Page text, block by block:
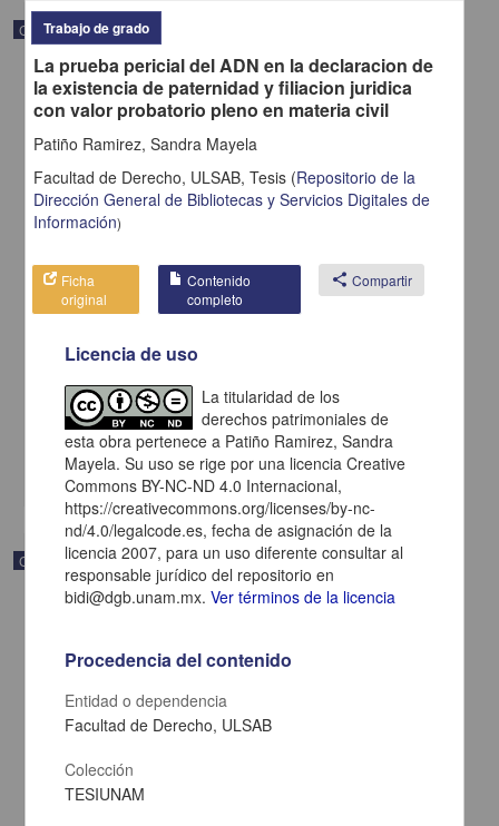
Correspondencia postal
Carta de H. C. Pitman a Francisco I. Madero en la que le solicita
Pitman, H. C.
[sin fecha]
Multidisciplina
Correspondencia postal
Trabajo de grado
La prueba pericial del ADN en la declaracion de
la existencia de paternidad y filiacion juridica
con valor probatorio pleno en materia civil
Patiño Ramirez, Sandra Mayela
Facultad de Derecho, ULSAB, Tesis (Repositorio de la
Dirección General de Bibliotecas y Servicios Digitales de
Información)
Ficha
original
Contenido
completo
share Compartir
Licencia de uso
La titularidad de los
derechos patrimoniales de
esta obra pertenece a Patiño Ramirez, Sandra
Mayela. Su uso se rige por una licencia Creative
Commons BY-NC-ND 4.0 Internacional,
https://creativecommons.org/licenses/by-nc-
nd/4.0/legalcode.es, fecha de asignación de la
licencia 2007, para un uso diferente consultar al
responsable jurídico del repositorio en
bidi@dgb.unam.mx.Ver términos de la licencia
Procedencia del contenido
Entidad o dependencia
Facultad de Derecho, ULSAB
Colección
TESIUNAM